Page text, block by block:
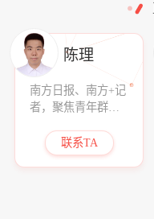
陈理
南方日报、南方+记
者，聚焦青年群
事。
联系TA